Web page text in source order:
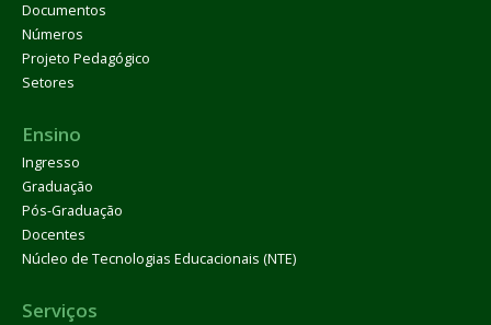
Documentos
Números
Projeto Pedagógico
Setores
Ensino
Ingresso
Graduação
Pós-Graduação
Docentes
Núcleo de Tecnologias Educacionais (NTE)
Serviços